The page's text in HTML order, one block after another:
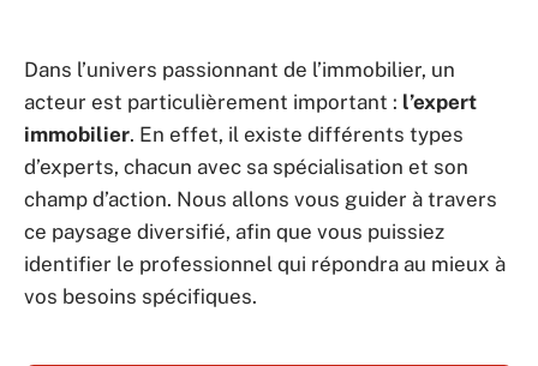
Dans l’univers passionnant de l’immobilier, un
acteur est particulièrement important : l’expert
immobilier. En effet, il existe différents types
d’experts, chacun avec sa spécialisation et son
champ d’action. Nous allons vous guider à travers
ce paysage diversifié, afin que vous puissiez
identifier le professionnel qui répondra au mieux à
vos besoins spécifiques.